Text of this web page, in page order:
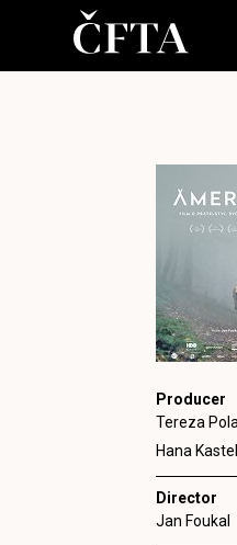
Producer
Tereza
Hana
Director
Jan Foukal